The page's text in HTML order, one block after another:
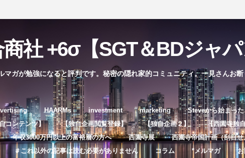
社 +6σ【SGT＆BDジャ
マガが勉強になると評判です。秘密の隠れ家的コミュニティ。一見さんお断
コ
ン
テ
ン
HAARMs investment marketing Steveから始まった
コンテンツ】 【独自企画閲覧登録】 【独自企画２】
【西園寺独
年収3000万円以上の富裕層の方へ 西園寺展 西園寺帝国計画（刮目
＃これ以外の記事は読む必要がありません コラム *メルマガ